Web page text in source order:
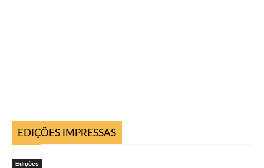
EDIÇÕES IMPRESSAS
Edições